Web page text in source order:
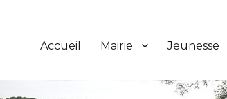
Accueil Mairie Jeunesse